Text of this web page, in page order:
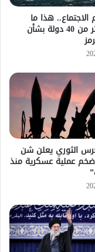
الاجتماع.. هذا ما
أعلنته أكثر من 40 دولة بشأن
الثوري يعلن شن
عملية عسكرية منذ